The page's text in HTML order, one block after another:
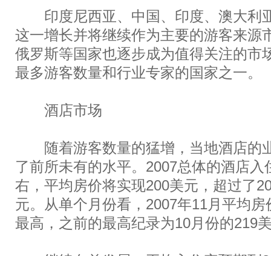
印度尼西亚、中国、印度、澳大利
这一增长并将继续作为主要的游客来源
俄罗斯等国家也逐步成为值得关注的市
最多游客数量和行业专家的国家之一。
酒店市场
随着游客数量的猛增，当地酒店的
了前所未有的水平。2007总体的酒店入
右，平均房价将实现200美元，超过了
元。从单个月份看，2007年11月平均
最高，之前的最高纪录为10月份的219